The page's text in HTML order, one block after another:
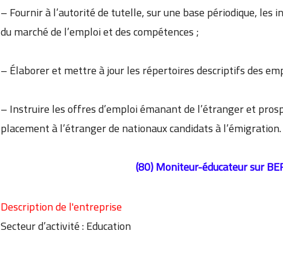
– Fournir à l’autorité de tutelle, sur une base périodique,
du marché de l’emploi et des compétences ;
– Élaborer et mettre à jour les répertoires descriptifs des
– Instruire les offres d’emploi émanant de l’étranger et
placement à l’étranger de nationaux candidats à l’émigration.
(80) Moniteur-éducateursur
Description de l'entreprise
Secteur d’activité : Education